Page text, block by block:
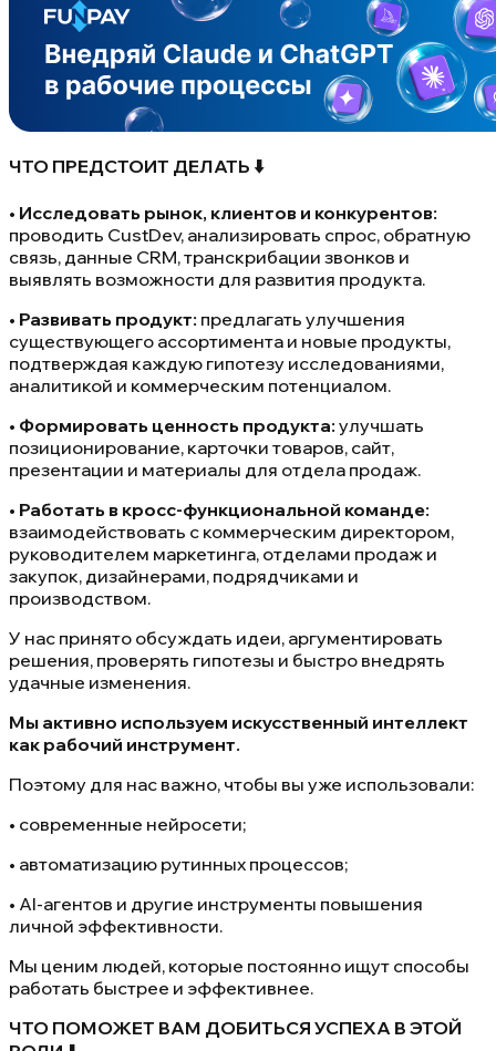
ЧТО ПРЕДСТОИТ ДЕЛАТЬ ⬇️
• Исследовать рынок, клиентов и конкурентов:
проводить CustDev, анализировать спрос, обратную
связь, данные CRM, транскрибации звонков и
выявлять возможности для развития продукта.
• Развивать продукт: предлагать улучшения
существующего ассортимента и новые продукты,
подтверждая каждую гипотезу исследованиями,
аналитикой и коммерческим потенциалом.
• Формировать ценность продукта: улучшать
позиционирование, карточки товаров, сайт,
презентации и материалы для отдела продаж.
• Работать в кросс-функциональной команде:
взаимодействовать с коммерческим директором,
руководителем маркетинга, отделами продаж и
закупок, дизайнерами, подрядчиками и
производством.
У нас принято обсуждать идеи, аргументировать
решения, проверять гипотезы и быстро внедрять
удачные изменения.
Мы активно используем искусственный интеллект
как рабочий инструмент.
Поэтому для нас важно, чтобы вы уже использовали:
• современные нейросети;
• автоматизацию рутинных процессов;
• AI-агентов и другие инструменты повышения
личной эффективности.
Мы ценим людей, которые постоянно ищут способы
работать быстрее и эффективнее.
ЧТО ПОМОЖЕТ ВАМ ДОБИТЬСЯ УСПЕХА В ЭТОЙ